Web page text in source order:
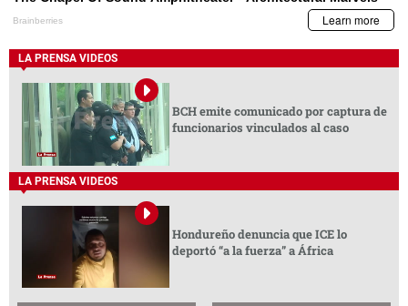
LA PRENSA VIDEOS
BCH emite comunicado por captura de
funcionarios vinculados al caso
LA PRENSA VIDEOS
Hondureño denuncia que ICE lo
deportó “a la fuerza” a África